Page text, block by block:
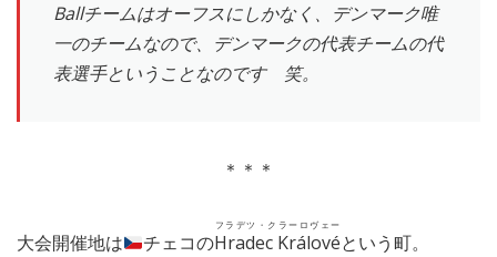
Ballチームはオーフスにしかなく、デンマーク唯
一のチームなので、デンマークの代表チームの代
表選手ということなのです 笑。
＊＊＊
大会開催地は チェコのHradec Králové
フラデツ・クラーロヴェー
という町。